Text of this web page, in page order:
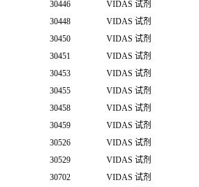
30446
VIDAS 试剂
30448
VIDAS 试剂
30450
VIDAS 试剂
30451
VIDAS 试剂
30453
VIDAS 试剂
30455
VIDAS 试剂
30458
VIDAS 试剂
30459
VIDAS 试剂
30526
VIDAS 试剂
30529
VIDAS 试剂
30702
VIDAS 试剂